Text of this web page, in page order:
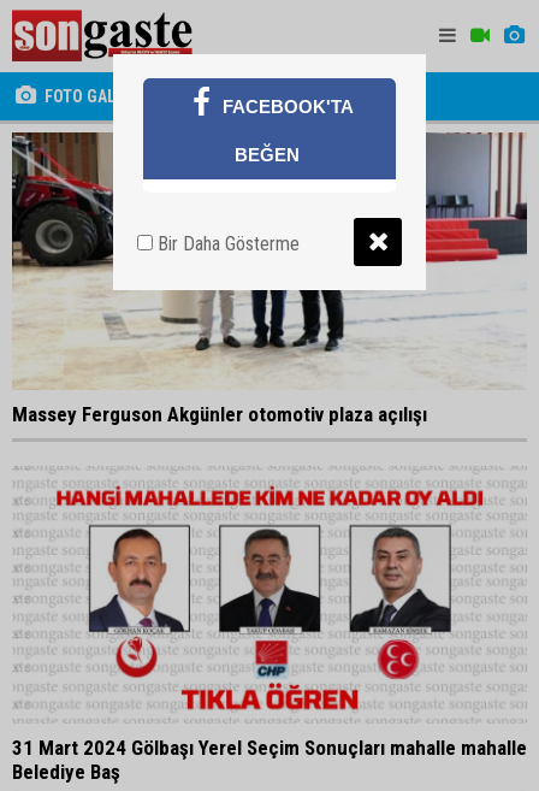
FOTO GALERİ
Massey Ferguson Akgünler otomotiv plaza açılışı
31 Mart 2024 Gölbaşı Yerel Seçim Sonuçları mahalle mahalle
Belediye Baş
FACEBOOK'TA
BEĞEN
Bir Daha Gösterme